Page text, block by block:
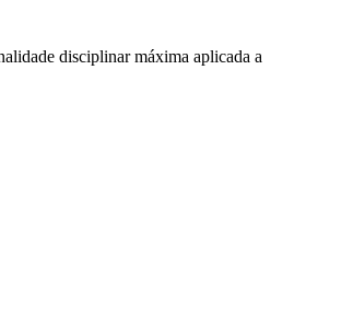
disciplinar máxima aplicada a